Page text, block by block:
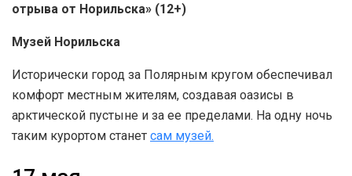
отрыва от Норильска» (12+)
Музей Норильска
Исторически город за Полярным кругом обеспечивал
комфорт местным жителям, создавая оазисы в
арктической пустыне и за ее пределами. На одну ночь
таким курортом станет сам музей.